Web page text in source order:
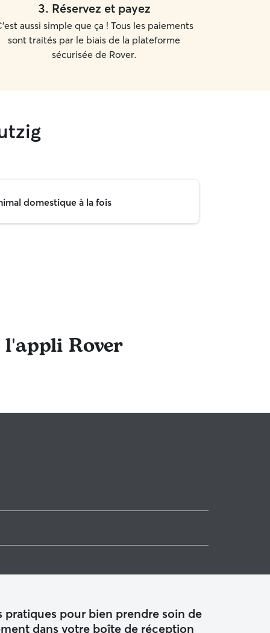
3. Réservez et payez
aussi simple que ça ! Tous les paiements
sont traités par le biais de la plateforme
sécurisée de Rover.
domestique à la fois
l'appli Rover
pratiques pour bien prendre soin de
dans votre boîte de réception